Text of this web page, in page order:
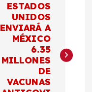
ESTADOS
UNIDOS
ENVIARÁ A
MÉXICO
6.35
MILLONES
DE
VACUNAS